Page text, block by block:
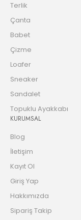
Terlik
Çanta
Babet
Çizme
Loafer
Sneaker
Sandalet
Topuklu Ayakkabı
KURUMSAL
Blog
İletişim
Kayıt Ol
Giriş Yap
Hakkımızda
Sipariş Takip